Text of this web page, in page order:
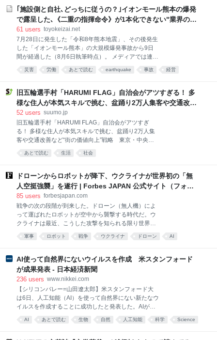
活動に関与す
（否、そうではない） この『近代の呪い』という本
は、そのタイトルどおり近代という時代、近代という
体制に対してけっこう手厳しい感じの本だ。近代社会
由、前近代の民衆にとって好ましく、お偉いさんのい
うことをきかなくても済んだ部分までもが容赦のない
中央集権化や社会契約化によってかき消されていく様
子なども批判的に書いている。国民のひとりひとりが
か、みたいなことま
｢施設側と自社､どっちに従うの？｣イオンモール熊本の爆発
で露呈した､《二重の指揮命令》が1本化できない"業界の事
情"
61 users toyokeizai.net
7月28日に発生した「令和8年熊本地震」、その後発生
した「イオンモール熊本」の大規模爆発事故から9日
間が経過した（8月6日執筆時点）。 メディアでは連
日、被害者や残された遺族の悲しみを伝える報道が続
く。 その一方で、被害者に対し、店の売上金を金庫に
しめた雑貨店の経営陣には、世間から容赦のない非難
の声が浴びせられている。 結果的に今回の爆発事故に
よる犠牲者（3店舗、7名）の多くが、筆者が前回の記
鍵、財布など自身の貴重品の確保）」「真面目な責任
感（売上金の保管）」により犠牲になっていたこと
は、テレビをはじめとする各種報道が伝えるとおりで
ある。 返す返す残念でならない。改めて亡くなられた
い回復を願うばかりであ
災害 労働 あとで読む earthquake 事故 経営
旧五輪選手村「HARUMI FLAG」自治会がアツすぎる！ 多
様な住人が本気スキルで挑む、盆踊り2万人集客や交通改善
など“街の価値向上”戦略 東京・中央区
52 users suumo.jp
旧五輪選手村「HARUMI FLAG」自治会がアツすぎ
る！ 多様な住人が本気スキルで挑む、盆踊り2万人集
客や交通改善など“街の価値向上”戦略 東京・中央区
2026年7月11日・12日の2日間、東京ベイブリッジを
真正面に望む東京湾岸の絶景スポット「晴海ふ頭公
り大会2026」が開催されました。 主催したのは、公
園に隣接する居住人口約1万2000人の巨大な街
「HARUMI FLAG（晴海フラッグ）」（東京都中央
行政・中央区との連携、併せて交通、美化、防災とい
ったさまざまな課題を解決する活動などを行い、
HARUMI FLAGのコミュニティ形成に取り組む、20数
名で役員を務める住民組織です。盆踊り大会は昨年
あとで読む 生活 社会
ドローンからロボットが降下、ウクライナが世界初の「無
人空挺強襲」を遂行 | Forbes JAPAN 公式サイト（フォー
ブス ジャパン）
85 users forbesjapan.com
戦争の次の段階が到来した。ドローン（無人機）によ
って運ばれたロボットが空中から襲撃する時代だ。ウ
クライナは最近、こうした攻撃を知られる限り世界で
初めて行った。これにより、無人システム同士が連携
して、以前には不可能だったようなさまざまな任務を
テムを運ぶドローンは「マースピアル（有袋）ドロー
ン」とも呼ばれ、この戦争以前はコンセプトにとどま
っていた。米軍は過去30年、この構想をいくどとなく
かった。ウクライナは現在、これを実用化して実戦で
使い始めており、その活用法は運用者の想像次第で無
限に広がっていると言えるかもしれない。
軍事 ロボット 戦争 ウクライナ ドローン AI
AI使って自然界にないウイルスを作成 米スタンフォード
が成果発表 - 日本経済新聞
236 users www.nikkei.com
【シリコンバレー=山田遼太郎】米スタンフォード大
は6日、人工知能（AI）を使って自然界にない新たなウ
イルスを作成することに成功したと発表した。AIが生
命の設計図にあたるゲノム（全遺伝情報）の配列全体
を設計し、機能を確認できた初の事例という。医療の
AI あとで読む 生物 自然 人工知能 科学 Science